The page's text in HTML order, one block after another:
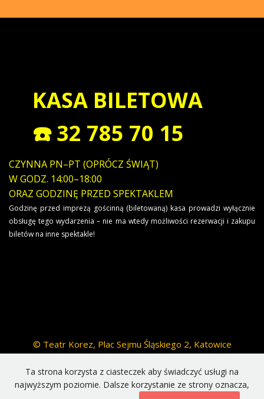
KASA BILETOWA
☎️ 32 785 70 15
CZYNNA PN–PT (OPRÓCZ ŚWIĄT)
W GODZ. 14:00–18:00
ORAZ GODZINĘ PRZED SPEKTAKLEM
Godzinę przed imprezą gościnną (biletowaną) kasa prowadzi wyłącznie
obsługę tego wydarzenia – nie ma wtedy możliwości rezerwacji i zakupu
biletów na inne spektakle!
© Teatr Korez, Plac Sejmu Śląskiego 2, Katowice
autorskimi
Ta strona korzysta z ciasteczek aby świadczyć usługi na
najwyższym poziomie. Dalsze korzystanie ze strony oznacza,